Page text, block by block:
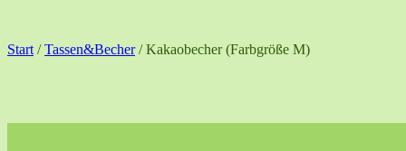
Start /Tassen&Becher/ Kakaobecher (Farbgröße M)